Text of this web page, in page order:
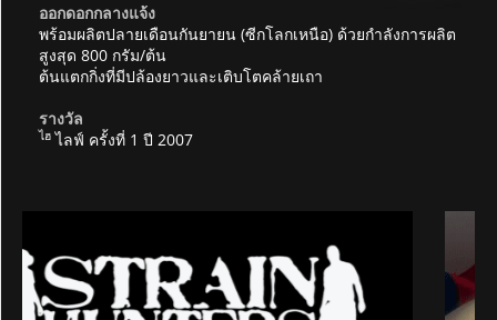
ออกดอกกลางแจ้ง
พร้อมผลิตปลายเดือนกันยายน (ซีกโลกเหนือ) ด้วยกำลังการผลิต
สูงสุด 800 กรัม/ต้น
ต้นแตกกิ่งที่มีปล้องยาวและเติบโตคล้ายเถา
รางวัล
ไฮ ไลฟ์ ครั้งที่ 1 ปี 2007